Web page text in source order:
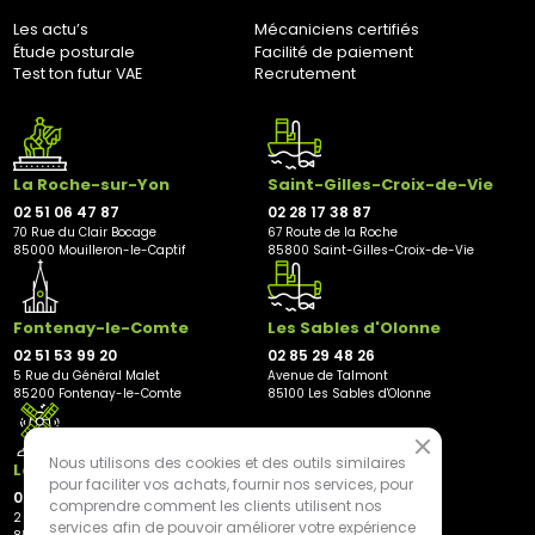
70 rue du Clair Bocage
85000, Mouilleron-Le-Captif
Les actu’s
Mécaniciens certifiés
Étude posturale
Facilité de paiement
Test ton futur VAE
Recrutement
La Roche-sur-Yon
02 51 06 47 87
70 Rue du Clair Bocage
85000 Mouilleron-le-Captif
Saint-Gilles-Croix-de-Vie
02 28 17 38 87
67 Route de la Roche
85800 Saint-Gilles-Croix-de-Vie
Fontenay-le-Comte
02 51 53 99 20
5 Rue du Général Malet
85200 Fontenay-le-Comte
Les Sables d'Olonne
02 85 29 48 26
Avenue de Talmont
85100 Les Sables d'Olonne
Les Herbiers
02 21 81 23 11
2 rue des Peupliers
Nous utilisons des cookies et des outils similaires
pour faciliter vos achats, fournir nos services, pour
comprendre comment les clients utilisent nos
services afin de pouvoir améliorer votre expérience